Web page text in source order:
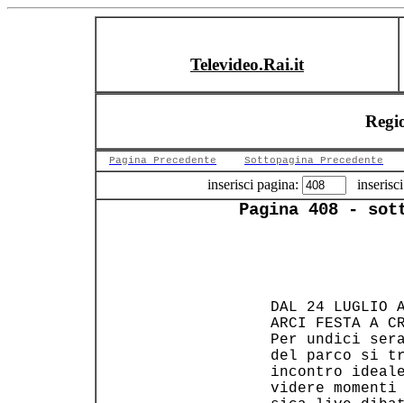
Televideo.Rai.it
Pagina Precedente Sottopagina Precedente
inserisci pagina:
Pagina 408 -
DAL 24
ARCI
Per undici
del parco si
incontro
videre